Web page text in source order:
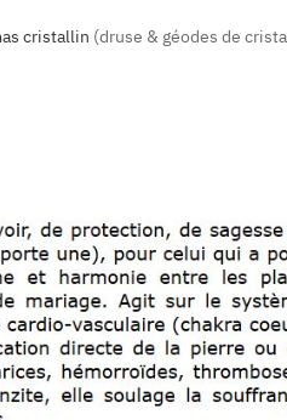
cristallin (druse & géodes de